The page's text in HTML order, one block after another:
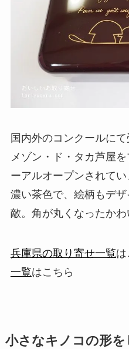
国内外のコンクールに
メゾン・ド・タカ芦屋
ーアルオープンされて
濃い茶色で、絵柄もデ
敵。角が丸くなったかわ
兵庫県の取り寄せ一覧は
一覧はこちら
小さなキノコの形